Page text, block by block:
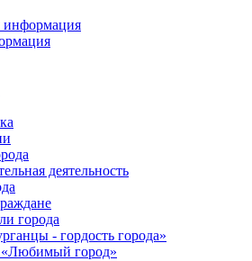
информация
деятельность
города
- гордость города»
город»